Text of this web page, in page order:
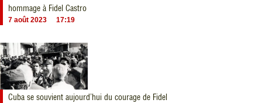
hommage à Fidel Castro
7 août 2023 17:19
Cuba se souvient aujourd’hui du courage de Fidel